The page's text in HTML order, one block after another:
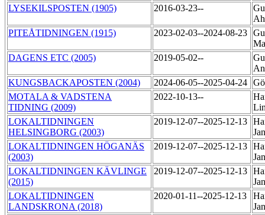
LYSEKILSPOSTEN (1905)
2016-03-23--
PITEÅTIDNINGEN (1915)
2023-02-03--2024-08-23
DAGENS ETC (2005)
2019-05-02--
KUNGSBACKAPOSTEN (2004)
2024-06-05--2025-04-24
MOTALA & VADSTENA
TIDNING (2009)
2022-10-13--
LOKALTIDNINGEN
HELSINGBORG (2003)
2019-12-07--2025-12-13
LOKALTIDNINGEN HÖGANÄS
(2003)
2019-12-07--2025-12-13
LOKALTIDNINGEN KÄVLINGE
(2015)
2019-12-07--2025-12-13
LOKALTIDNINGEN
LANDSKRONA (2018)
2020-01-11--2025-12-13